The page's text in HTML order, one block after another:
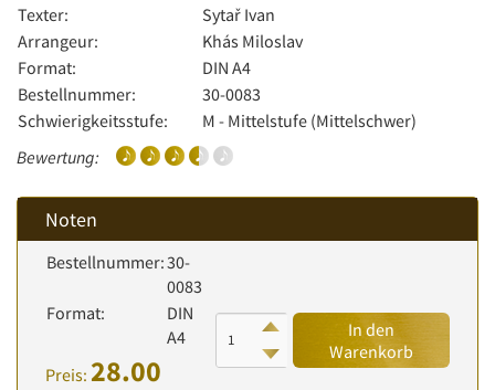
Texter:
Sytař Ivan
Arrangeur:
Khás Miloslav
Format:
DIN A4
Bestellnummer:
30-0083
Schwierigkeitsstufe:
M - Mittelstufe (Mittelschwer)
Bewertung:
Noten
Bestellnummer:30-
0083
Format:
DIN
A4
Preis: 28.00
In den
Warenkorb